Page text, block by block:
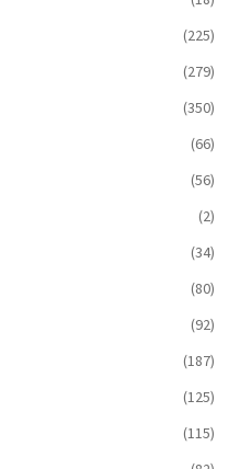
(225)
(279)
(350)
(66)
(56)
(2)
(34)
(80)
(92)
(187)
(125)
(115)